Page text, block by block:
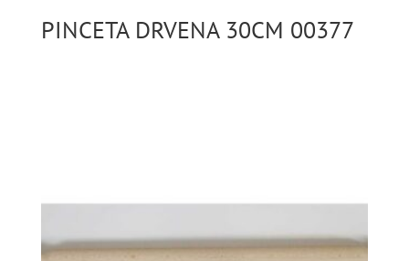
PINCETA DRVENA 30CM 00377